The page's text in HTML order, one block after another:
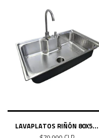
LAVAPLATOS RIÑÓN 80X5...